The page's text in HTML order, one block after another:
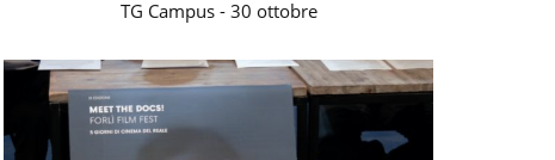
TG Campus - 30 ottobre